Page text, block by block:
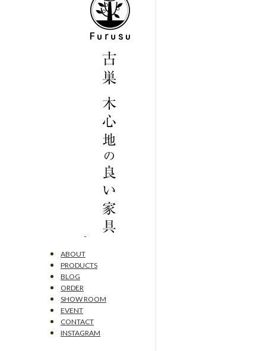
ABOUT
PRODUCTS
BLOG
ORDER
SHOW ROOM
EVENT
CONTACT
INSTAGRAM